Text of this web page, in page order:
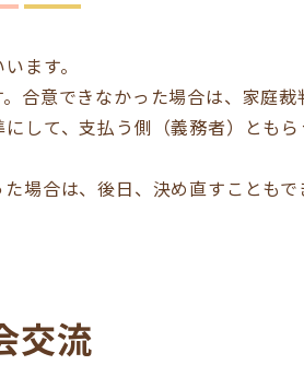
ます。
合意できなかった場合は、家庭裁
して、支払う側（義務者）とも
場合は、後日、決め直すこともで
交流